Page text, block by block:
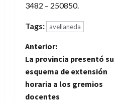
3482 – 250850.
Tags: avellaneda
N
a
v
Anterior:
La provincia presentó su
esquema de extensión
horaria a los gremios
docentes